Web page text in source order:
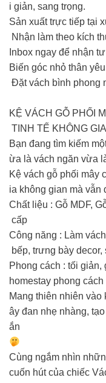
i giản, sang trọng.
Sản xuất trực tiếp tại
Nhận làm theo kích
Inbox ngay để nhận
Biến góc nhỏ thân
Đặt vách bình phong
KỆ VÁCH GỖ PHỐI
TINH TẾ KHÔNG
Bạn đang tìm kiếm
ừa là vách ngăn vừa
Kệ vách gỗ phối mây
ia không gian mà vẫn
Chất liệu : Gỗ MDF,
cấp
Công năng : Làm
bếp, trưng bày
Phong cách : tối
homestay phong
Mang thiên nhiên
ây đan nhẹ nhàng,
ắn
Cùng ngắm nhìn
cuốn hút của chiếc